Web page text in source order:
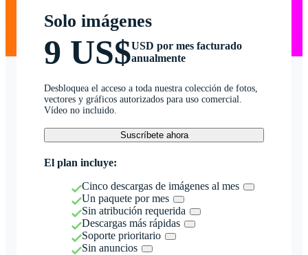
Solo imágenes
9 US$USD por mes facturado
anualmente
Desbloquea el acceso a toda nuestra colección de fotos,
vectores y gráficos autorizados para uso comercial.
Vídeo no incluido.
Suscríbete ahora
El plan incluye:
Cinco descargas de imágenes al mes
Un paquete por mes
Sin atribución requerida
Descargas más rápidas
Soporte prioritario
Sin anuncios